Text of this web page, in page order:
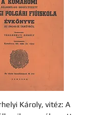
Károly, vitéz: A